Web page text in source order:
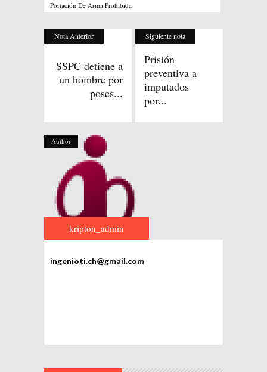
Portación De Arma Prohibida
Nota Anterior
SSPC detiene a
un hombre por
poses...
Siguiente nota
Prisión
preventiva a
imputados
por...
Author
kripton_admin
ingenioti.ch@gmail.com